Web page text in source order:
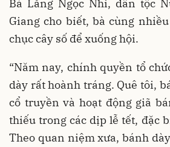
Bà Lăng Ngọc Nhi, dân tộc
Giang cho biết, bà cùng
chục cây số để xuống hội.
“Năm nay, chính quyền tổ
dày rất hoành tráng. Quê tôi,
cổ truyền và hoạt động giã
thiếu trong các dịp lễ tết, đặc
Theo quan niệm xưa, bánh